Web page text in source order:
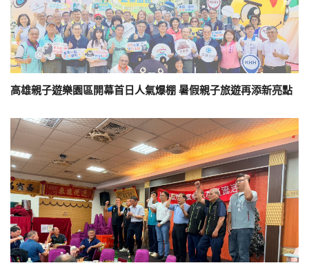
高雄親子遊樂園區開幕首日人氣爆棚 暑假親子旅遊再添新亮點